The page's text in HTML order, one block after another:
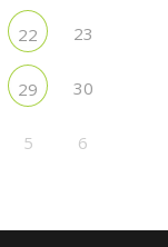
22 23
29 30
5 6